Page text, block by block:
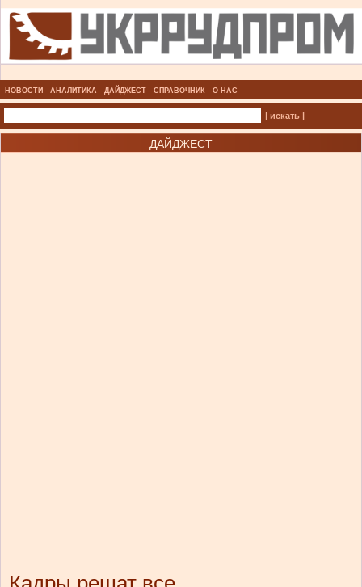
НОВОСТИ АНАЛИТИКА ДАЙДЖЕСТ СПРАВОЧНИК О НАС
| искать |
ДАЙДЖЕСТ